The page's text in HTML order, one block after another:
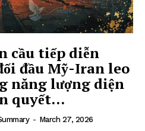
cầu tiếp diễn
đầu Mỹ-Iran leo
năng lượng diện
quyết...
- March 27, 2026